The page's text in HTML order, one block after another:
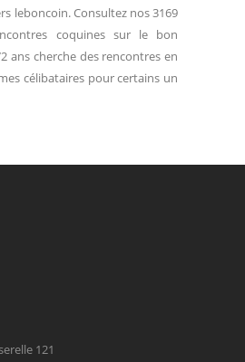
leboncoin. Consultez nos 3169
coquines sur le bon
ans cherche des rencontres en
célibataires pour certains un
121